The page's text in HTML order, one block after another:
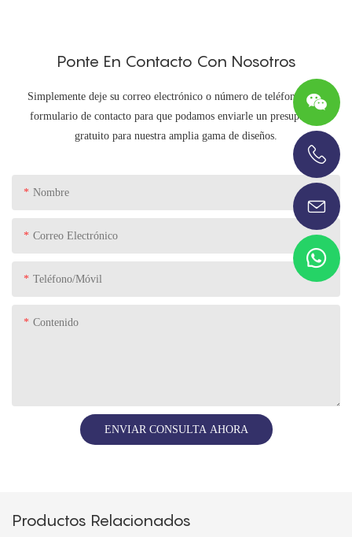
Ponte En Contacto Con Nosotros
Simplemente deje su correo electrónico o número de teléfono en el
formulario de contacto para que podamos enviarle un presupuesto
gratuito para nuestra amplia gama de diseños.
Nombre
Correo Electrónico
Teléfono/Móvil
Contenido
ENVIAR CONSULTA AHORA
Productos Relacionados